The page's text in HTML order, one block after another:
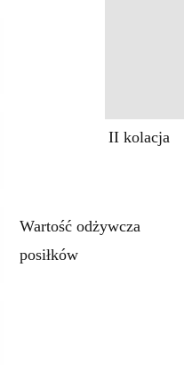
II kolacja
Wartość odżywcza
posiłków